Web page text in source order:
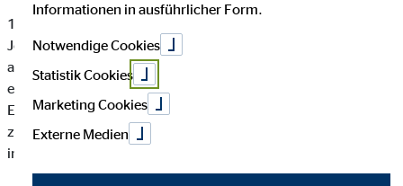
17.9.2020 Godelheim. Die katholische Kindertagesstätte St.
Johannes Baptist in Godelheim hat eine lange Geschichte
aufzuweisen. Mittlerweile besuchen schon die Kinder
ehemaliger Kindergartenkinder die tägliche Betreuung. Als die
Einrichtung in der Alten Schule aus den Nähten platzte und
zudem reparaturbedürftig wurde, zog der Kindergarten 2013
in das renovierte Pfarrhaus um.
Informationen in ausführlicher Form.
Notwendige Cookies
Statistik Cookies
Marketing Cookies
Externe Medien